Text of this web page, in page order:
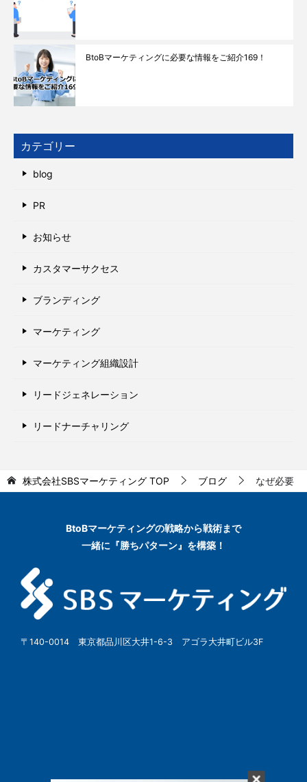
BtoBマーケティングに必要な情報をご紹介169！
カテゴリー
blog
PR
お知らせ
カスタマーサクセス
ブランディング
マーケティング
マーケティング組織設計
リードジェネレーション
リードナーチャリング
株式会社SBSマーケティング TOP ブログ なぜ必要
BtoBマーケティングの戦略から戦術まで
一緒に『勝ちパターン』を構築！
〒140-0014 東京都品川区大井1-6-3 アゴラ大井町ビル3F